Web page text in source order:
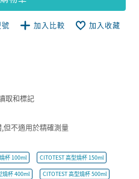
加入比較 加入收藏
取和標記
但不適用於精確測量
杯 100ml CITOTEST 高型燒杯 150ml
燒杯 400ml CITOTEST 高型燒杯 500ml